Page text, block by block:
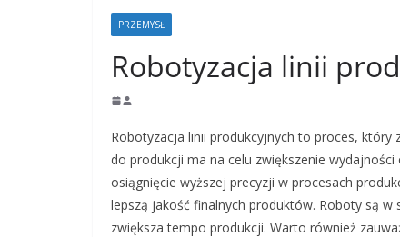
PRZEMYSŁ
Robotyzacja linii
Robotyzacja linii produkcyjnych to proces,
do produkcji ma na celu zwiększenie
osiągnięcie wyższej precyzji w procesach
lepszą jakość finalnych produktów. Roboty są w
zwiększa tempo produkcji. Warto również